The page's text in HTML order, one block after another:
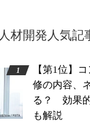
人材開発人気記
【第1位】
修の内容、
る？ 効果
も解説